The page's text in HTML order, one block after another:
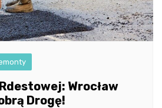
Wrocław
Drogę!